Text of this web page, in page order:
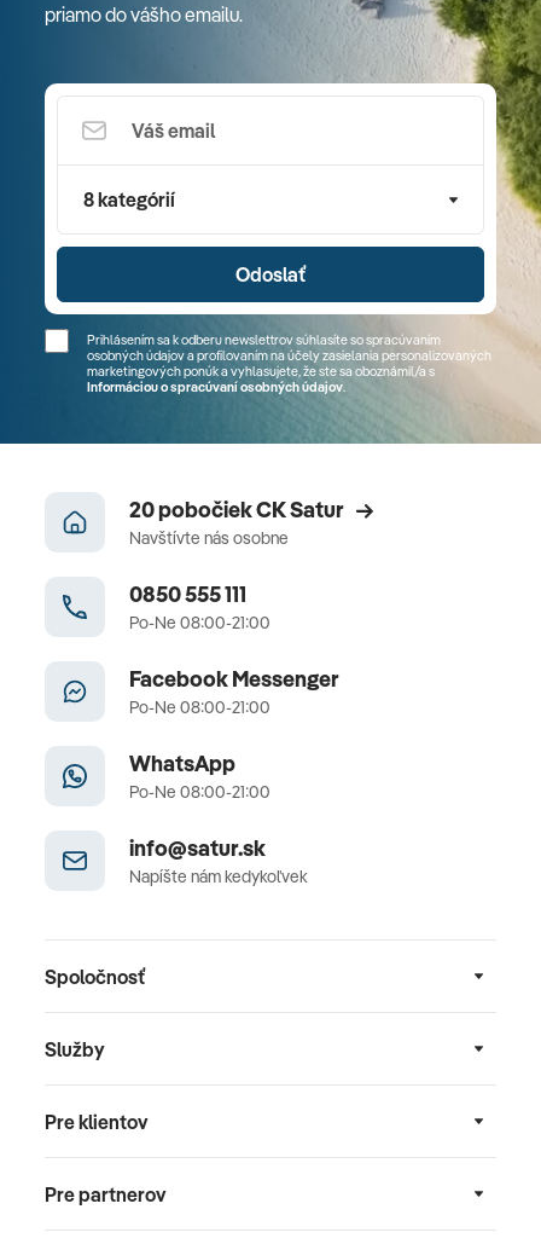
priamo do vášho emailu.
8 kategórií
Odoslať
Prihlásením sa k odberu newslettrov súhlasíte so spracúvaním
osobných údajov a profilovaním na účely zasielania personalizovaných
marketingových ponúk a vyhlasujete, že ste sa oboznámil/a s
Informáciou o spracúvaní osobných údajov.
20 pobočiek CK Satur
Navštívte nás osobne
0850 555 111
Po-Ne 08:00-21:00
Facebook Messenger
Po-Ne 08:00-21:00
WhatsApp
Po-Ne 08:00-21:00
info@satur.sk
Napíšte nám kedykoľvek
Spoločnosť
Služby
Pre klientov
Pre partnerov